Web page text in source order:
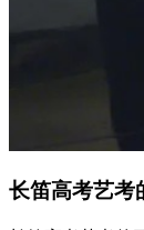
长笛高考艺考